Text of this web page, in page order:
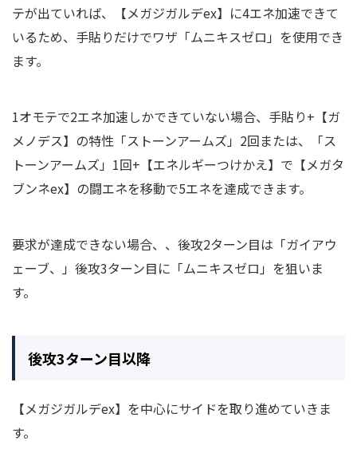
テが出ていれば、【メガジガルデex】に4エネ加速できて
いるため、手貼りだけでワザ「ムニキスゼロ」を使用でき
ます。
1オモテで2エネ加速しかできていない場合、手貼り+【ガ
メノデス】の特性「ストーンアームズ」2回または、「ス
トーンアームズ」1回+【エネルギーつけかえ】で【メガタ
ブンネex】の闘エネを移動で5エネを達成できます。
要求が達成できない場合、、後攻2ターン目は「ガイアウ
ェーブ、」後攻3ターン目に「ムニキスゼロ」を狙いま
す。
後攻3ターン目以降
【メガジガルデex】を中心にサイドを取り進めていきま
す。